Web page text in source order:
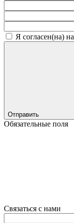
Я согласен(на) на
Отправить
Обязательные поля
Связаться с нами